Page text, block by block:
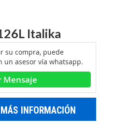
Italika
su compra, puede
un asesor vía whatsapp.
Mensaje
INFORMACIÓN